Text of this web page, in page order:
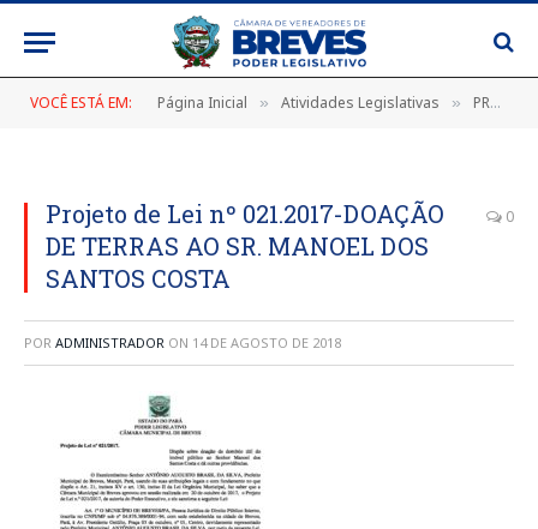
VOCÊ ESTÁ EM: Página Inicial » Atividades Legislativas » PROJETO DE LEI N° 021/2017
Projeto de Lei nº 021.2017-DOAÇÃO
DE TERRAS AO SR. MANOEL DOS
SANTOS COSTA
0
POR ADMINISTRADOR ON 14 DE AGOSTO DE 2018